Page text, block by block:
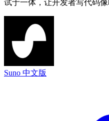
试于一体，让开发者写代码
Suno 中文版